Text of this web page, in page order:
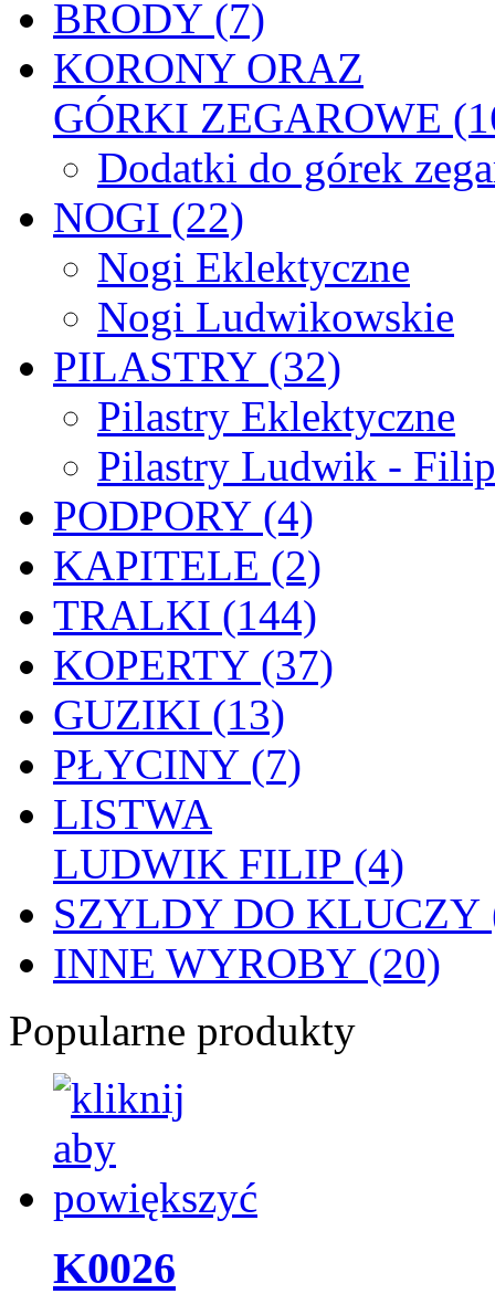
BRODY (7)
KORONY ORAZ
GÓRKI ZEGAROWE
Dodatki do górek
NOGI (22)
Nogi Eklektyczne
Nogi Ludwikowskie
PILASTRY (32)
Pilastry Eklektyczne
Pilastry Ludwik - Filip
PODPORY (4)
KAPITELE (2)
TRALKI (144)
KOPERTY (37)
GUZIKI (13)
PŁYCINY (7)
LISTWA
LUDWIK FILIP (4)
SZYLDY DO KLUCZY
INNE WYROBY (20)
Popularne produkty
K0026